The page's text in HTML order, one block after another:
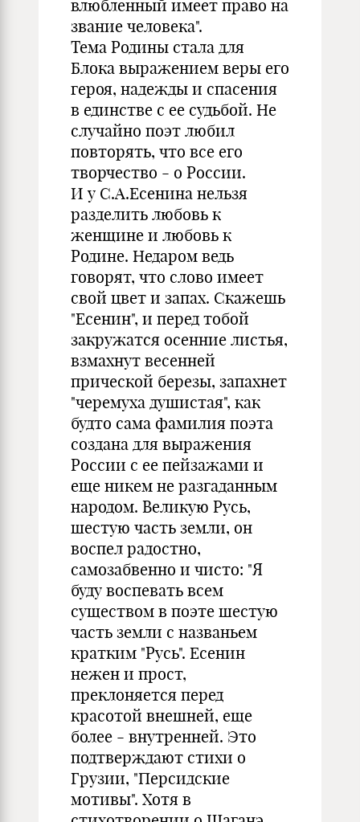
влюбленный имеет право на
звание человека".
Тема Родины стала для
Блока выражением веры его
героя, надежды и спасения
в единстве с ее судьбой. Не
случайно поэт любил
повторять, что все его
творчество - о России.
И у С.А.Есенина нельзя
разделить любовь к
женщине и любовь к
Родине. Недаром ведь
говорят, что слово имеет
свой цвет и запах. Скажешь
"Есенин", и перед тобой
закружатся осенние листья,
взмахнут весенней
прической березы, запахнет
"черемуха душистая", как
будто сама фамилия поэта
создана для выражения
России с ее пейзажами и
еще никем не разгаданным
народом. Великую Русь,
шестую часть земли, он
воспел радостно,
самозабвенно и чисто: "Я
буду воспевать всем
существом в поэте шестую
часть земли с названьем
кратким "Русь". Есенин
нежен и прост,
преклоняется перед
красотой внешней, еще
более - внутренней. Это
подтверждают стихи о
Грузии, "Персидские
мотивы". Хотя в